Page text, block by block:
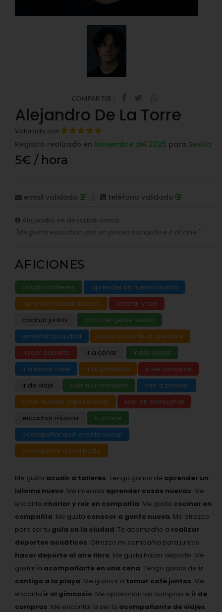
COMPARTIR :
Alejandro De La Torre
Valorado con
Registro realizado en Noviembre del 2025 para Sevilla
5€ / hora
email validado | teléfono validado
Alejandro se describe como:
"Me gusta escuchar, dar un paseo tranquilo e ir al cine."
AFICIONES
acudir a talleres
aprender un nuevo idioma
aprender cosas nuevas
charlar y reir
cocinar juntos
conocer gente nueva
enseñar la ciudad
hacer deporte al aire libre
hacer deporte
ir a cenar
ir a la playa
ir a tomar café
ir al gimnasio
ir de compras
ir de viaje
salir a la montaña
salir a pasear
tener nuevas experiencias
leer en compañía
escuchar música
ir al cine
acompañar a un evento social
acompañar a una boda
Me gusta acudir a talleres. Tengo ganas de aprender un
idioma nuevo. Me interesa aprender cosas nuevas. Me
encanta charlar y reir en compañía. Me gusta cocinar en
compañía. Me gusta conocer a gente nueva. Me ofrezco
para ser tu guía en la ciudad. Te acompaño a realizar
deportes acuáticos. Ofrezco mi compañia para juntos
hacer deporte al aire libre. Me gusta hacer deporte. Me
gustaría acompañarte en una cena. Tengo ganas de ir
contigo a la playa. Me gusta ir a tomar café juntos. Me
encanta ir al gimnasio. Me apasionan las compras e ir de
compras. Me encantaría ser tu acompañante de viajes.